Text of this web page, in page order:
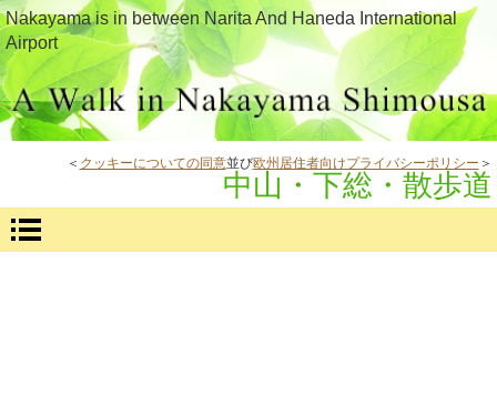
Nakayama is in between Narita And Haneda International
Airport
＜ クッキーについての同意並び欧州居住者向けプライバシーポリシー ＞
中山・下総・散歩道